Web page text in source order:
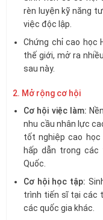
rèn luyện kỹ năng
việc độc lập.
Chứng chỉ cao học
thế giới, mở ra
sau này.
2. Mở rộng cơ hội
Cơ hội việc làm:
nhu cầu nhân lực
tốt nghiệp cao học
hấp dẫn trong
Quốc.
Cơ hội học tập:
trình tiến sĩ tại các
các quốc gia khác.